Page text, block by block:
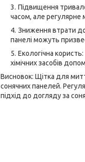
Підвищення
часом, але регулярне
Зниження втрати
панелі можуть
Екологічна
хімічних засобів
Висновок: Щітка для
сонячних панелей.
підхід до догляду за